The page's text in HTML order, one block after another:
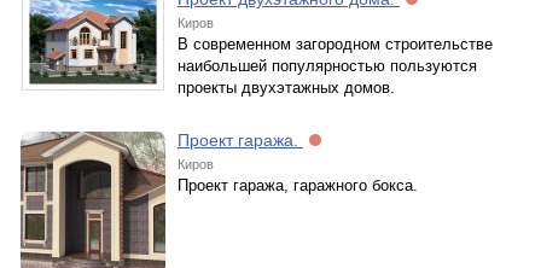
Киров
В современном загородном строительстве
наибольшей популярностью пользуются
проекты двухэтажных домов.
Проект гаража.
Киров
Проект гаража, гаражного бокса.